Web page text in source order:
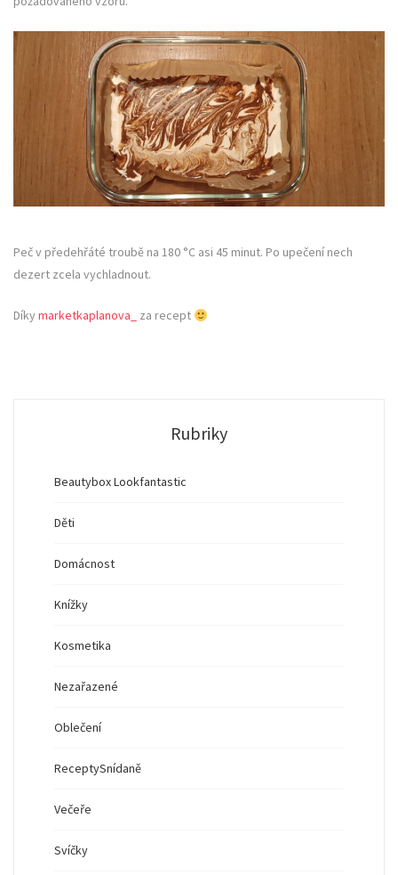
Peč v předehřáté troubě na 180 °C asi 45 minut. Po upečení nech
dezert zcela vychladnout.
Díkymarketkaplanova_ za recept
Rubriky
Beautybox Lookfantastic
Děti
Domácnost
Knížky
Kosmetika
Nezařazené
Oblečení
ReceptySnídaně
Večeře
Svíčky